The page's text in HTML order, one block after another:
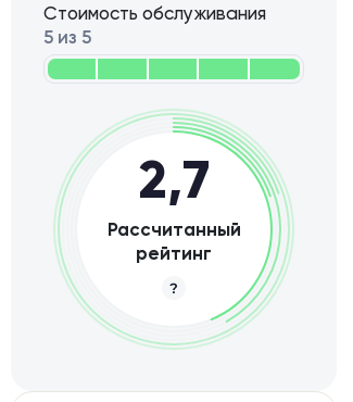
Стоимость обслуживания
5 из 5
2,7
Рассчитанный
рейтинг